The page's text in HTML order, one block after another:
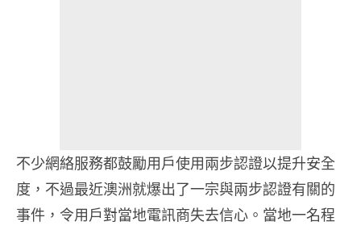
不少網絡服務都鼓勵用戶使用兩步認證以提升安全
度，不過最近澳洲就爆出了一宗與兩步認證有關的
事件，令用戶對當地電訊商失去信心。當地一名程